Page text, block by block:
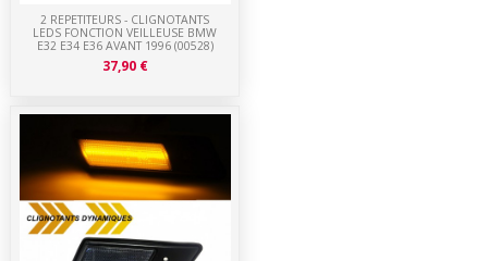
2 REPETITEURS - CLIGNOTANTS
LEDS FONCTION VEILLEUSE BMW
E32 E34 E36 AVANT 1996 (00528)
37,90 €